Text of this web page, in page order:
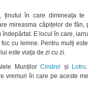
ținutul în care dimineața te
mireasma căpițelor de fân,
E locul în care,
cu lemne. Pentru mulți
este viața de zi cu zi.
MunțilorCindrel și Lotru
vremuri în care pe aceste